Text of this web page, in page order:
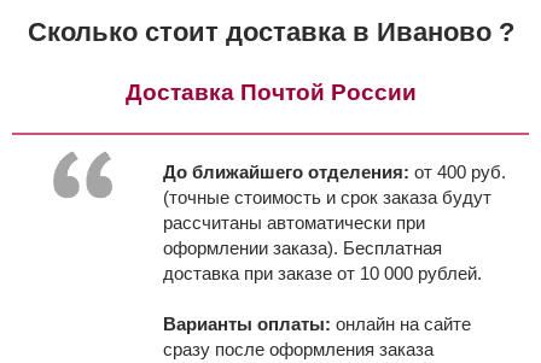
Сколько стоит доставка в Иваново ?
Доставка Почтой России
До ближайшего отделения: от 400 руб.
(точные стоимость и срок заказа будут
рассчитаны автоматически при
оформлении заказа). Бесплатная
доставка при заказе от 10 000 рублей.
Варианты оплаты: онлайн на сайте
сразу после оформления заказа